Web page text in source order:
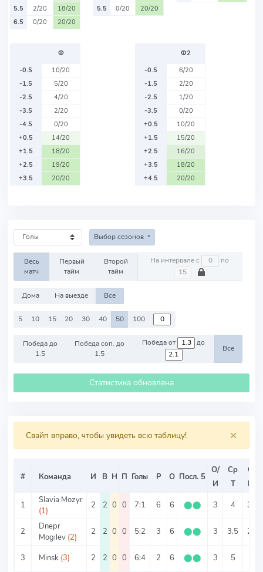
5.5
2/20
18/20
6.5
0/20 20/20
5.5
0/20 20/20
Ф
-0.5
10/20
-1.5
5/20
-2.5
4/20
-3.5
2/20
-4.5
0/20
+0.5
14/20
+1.5
18/20
+2.5
19/20
+3.5
20/20
Ф2
-0.5
6/20
-1.5
2/20
-2.5
1/20
-3.5
0/20
+0.5
10/20
+1.5
15/20
+2.5
16/20
+3.5
18/20
+4.5
20/20
Выбор сезонов
Весь
матч
Первый
тайм
Второй
тайм
На интервале с по
Дома На выезде Все
5 10 15 20 30 40 50 100
Победа до
1.5
Победа соп. до
1.5
Победа от до
Все
Статистика обновлена
×
Свайп вправо, чтобы увидеть всю таблицу!
# Команда И В Н П Голы Р О Посл. 5
О/
И
Ср
Т
Ср
ИТ
1
Slavia Mozyr
(1)
2 2 0 0 7:1 6 6 ⬤⬤ 3 4 3.5
2
Dnepr
Mogilev (2)
2 2 0 0 5:2 3 6 ⬤⬤ 3 3.5 2.5
3 Minsk (3) 2 2 0 0 6:4 2 6 ⬤⬤ 3 5